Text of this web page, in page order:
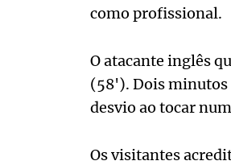
como profissional.
O atacante inglês
(58'). Dois minutos
desvio ao tocar
Os visitantes